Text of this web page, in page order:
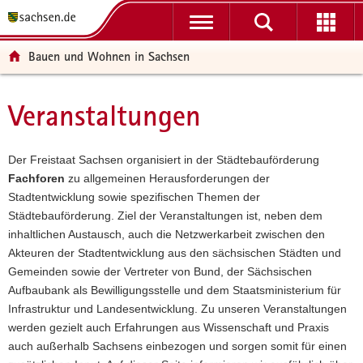
t
ü
e
r
g
r
e
i
f
e
n
d
e
t
n
v
i
g
a
t
i
o
n
p
n
a
l
t
t
e
n
f
o
r
m
a
t
i
o
n
t
-
e
r
e
i
c
h
Bauen und Wohnen in Sachsen
Hauptinhalt
Veranstaltungen
Der Freistaat Sachsen organisiert in der Städtebauförderung
Fachforen zu allgemeinen Herausforderungen der
Stadtentwicklung sowie spezifischen Themen der
Städtebauförderung. Ziel der Veranstaltungen ist, neben dem
inhaltlichen Austausch, auch die Netzwerkarbeit zwischen den
Akteuren der Stadtentwicklung aus den sächsischen Städten und
Gemeinden sowie der Vertreter von Bund, der Sächsischen
Aufbaubank als Bewilligungsstelle und dem Staatsministerium für
Infrastruktur und Landesentwicklung. Zu unseren Veranstaltungen
werden gezielt auch Erfahrungen aus Wissenschaft und Praxis
auch außerhalb Sachsens einbezogen und sorgen somit für einen